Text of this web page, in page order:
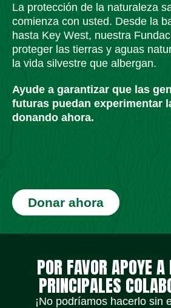
La protección de la naturaleza
comienza con usted. Desde la
hasta Key West, nuestra
proteger las tierras y aguas
la vida silvestre que albergan.
Ayude a garantizar que las
futuras puedan experimentar
donando ahora.
Donar ahora
POR FAVOR APOYE A
PRINCIPALES
¡No podríamos hacerlo sin
Iconos de redes socialesIconos de redes socialesIconos de redes sociales
Iconos de